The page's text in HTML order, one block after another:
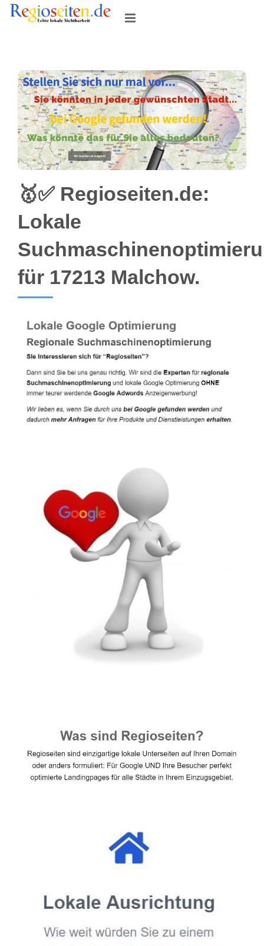
Skip
🥇✅ Regioseiten.de:
Lokale
für 17213 Malchow.